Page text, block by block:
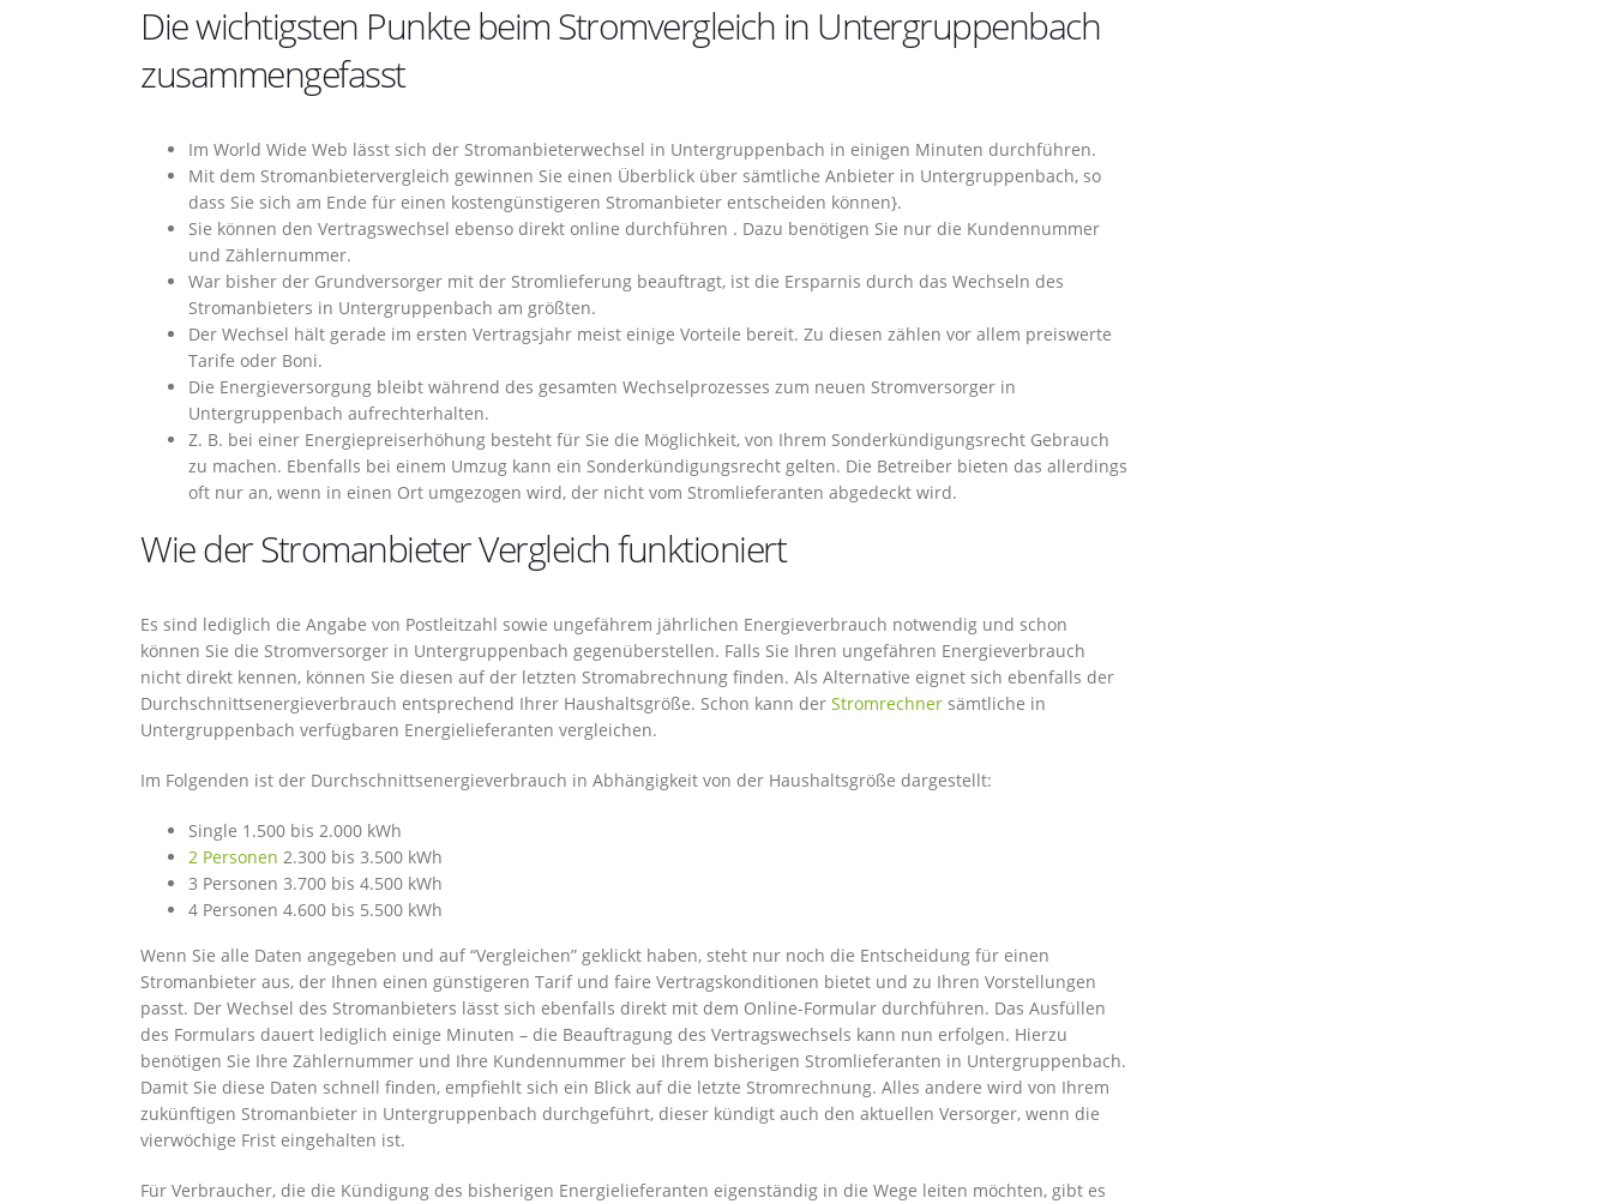
Die wichtigsten Punkte beim Stromvergleich in Untergruppenbach
zusammengefasst
Im World Wide Web lässt sich der Stromanbieterwechsel in Untergruppenbach in einigen Minuten durchführen.
Mit dem Stromanbietervergleich gewinnen Sie einen Überblick über sämtliche Anbieter in Untergruppenbach, so
dass Sie sich am Ende für einen kostengünstigeren Stromanbieter entscheiden können}.
Sie können den Vertragswechsel ebenso direkt online durchführen . Dazu benötigen Sie nur die Kundennummer
und Zählernummer.
War bisher der Grundversorger mit der Stromlieferung beauftragt, ist die Ersparnis durch das Wechseln des
Stromanbieters in Untergruppenbach am größten.
Der Wechsel hält gerade im ersten Vertragsjahr meist einige Vorteile bereit. Zu diesen zählen vor allem preiswerte
Tarife oder Boni.
Die Energieversorgung bleibt während des gesamten Wechselprozesses zum neuen Stromversorger in
Untergruppenbach aufrechterhalten.
Z. B. bei einer Energiepreiserhöhung besteht für Sie die Möglichkeit, von Ihrem Sonderkündigungsrecht Gebrauch
zu machen. Ebenfalls bei einem Umzug kann ein Sonderkündigungsrecht gelten. Die Betreiber bieten das allerdings
oft nur an, wenn in einen Ort umgezogen wird, der nicht vom Stromlieferanten abgedeckt wird.
Wie der Stromanbieter Vergleich funktioniert
Es sind lediglich die Angabe von Postleitzahl sowie ungefährem jährlichen Energieverbrauch notwendig und schon
können Sie die Stromversorger in Untergruppenbach gegenüberstellen. Falls Sie Ihren ungefähren Energieverbrauch
nicht direkt kennen, können Sie diesen auf der letzten Stromabrechnung finden. Als Alternative eignet sich ebenfalls der
Durchschnittsenergieverbrauch entsprechend Ihrer Haushaltsgröße. Schon kann der Stromrechner sämtliche in
Untergruppenbach verfügbaren Energielieferanten vergleichen.
Im Folgenden ist der Durchschnittsenergieverbrauch in Abhängigkeit von der Haushaltsgröße dargestellt:
Single 1.500 bis 2.000 kWh
2 Personen 2.300 bis 3.500 kWh
3 Personen 3.700 bis 4.500 kWh
4 Personen 4.600 bis 5.500 kWh
Wenn Sie alle Daten angegeben und auf “Vergleichen” geklickt haben, steht nur noch die Entscheidung für einen
Stromanbieter aus, der Ihnen einen günstigeren Tarif und faire Vertragskonditionen bietet und zu Ihren Vorstellungen
passt. Der Wechsel des Stromanbieters lässt sich ebenfalls direkt mit dem Online-Formular durchführen. Das Ausfüllen
des Formulars dauert lediglich einige Minuten – die Beauftragung des Vertragswechsels kann nun erfolgen. Hierzu
benötigen Sie Ihre Zählernummer und Ihre Kundennummer bei Ihrem bisherigen Stromlieferanten in Untergruppenbach.
Damit Sie diese Daten schnell finden, empfiehlt sich ein Blick auf die letzte Stromrechnung. Alles andere wird von Ihrem
zukünftigen Stromanbieter in Untergruppenbach durchgeführt, dieser kündigt auch den aktuellen Versorger, wenn die
vierwöchige Frist eingehalten ist.
Für Verbraucher, die die Kündigung des bisherigen Energielieferanten eigenständig in die Wege leiten möchten, gibt es